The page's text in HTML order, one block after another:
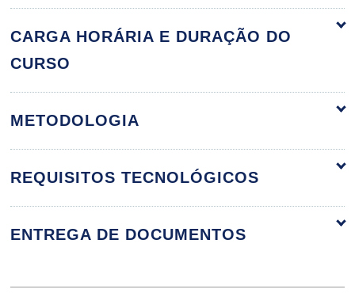
60h
Etapas da Evolução
da Comunicação Humana: Uma Teoria
10h
CARGA HORÁRIA E DURAÇÃO DO
CURSO
METODOLOGIA
REQUISITOS TECNOLÓGICOS
ENTREGA DE DOCUMENTOS